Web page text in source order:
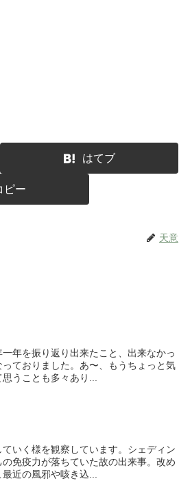
はてブ
ピー
天意
年を振り返り出来たこと、出来なかっ
ておりました。あ〜、もうちょっと気
うことも多々あり...
いく様を観察しています。シェディン
免疫力が落ちていた故の出来事。改め
近の風邪や咳き込...